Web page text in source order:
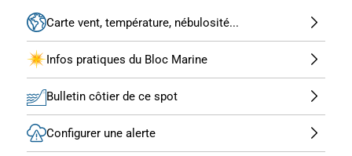
Carte vent, température, nébulosité...
Infos pratiques du Bloc Marine
Bulletin côtier de ce spot
Configurer une alerte